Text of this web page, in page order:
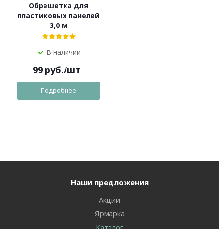
Обрешетка для
пластиковых панелей
3,0 м
В наличии
99 руб./шт
Подробнее
Наши предложения
Акции
Ярмарка
Каталог